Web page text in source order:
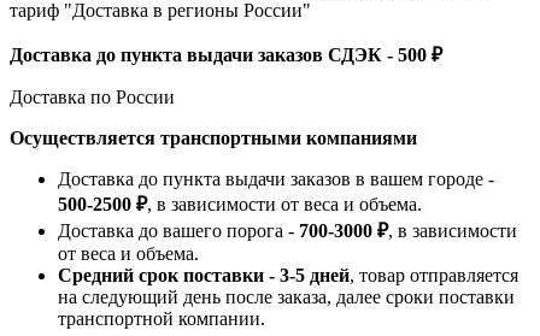
тариф "Доставка в регионы России"
Доставка до пункта выдачи заказов СДЭК - 500 ₽
Доставка по России
Осуществляется транспортными компаниями
Доставка до пункта выдачи заказов в вашем городе -
500-2500 ₽, в зависимости от веса и объема.
Доставка до вашего порога - 700-3000 ₽, в зависимости
от веса и объема.
Средний срок поставки - 3-5 дней, товар отправляется
на следующий день после заказа, далее сроки поставки
транспортной компании.